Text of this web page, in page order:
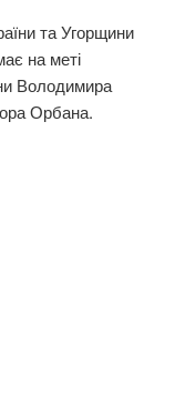
та Угорщини
на меті
Володимира
Орбана.